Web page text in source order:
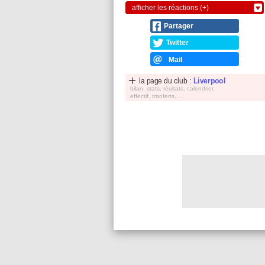
afficher les réactions (+)
Partager
Twitter
Mail
la page du club : Liverpool
bilan, stats, réultats, calendrier,
effectif, tranferts, ...